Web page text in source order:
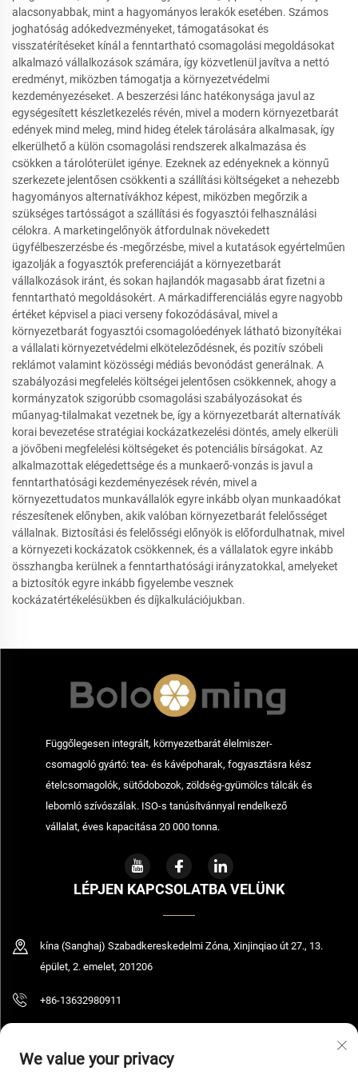
alacsonyabbak, mint a hagyományos lerakók esetében. Számos
joghatóság adókedvezményeket, támogatásokat és
visszatérítéseket kínál a fenntartható csomagolási megoldásokat
alkalmazó vállalkozások számára, így közvetlenül javítva a nettó
eredményt, miközben támogatja a környezetvédelmi
kezdeményezéseket. A beszerzési lánc hatékonysága javul az
egységesített készletkezelés révén, mivel a modern környezetbarát
edények mind meleg, mind hideg ételek tárolására alkalmasak, így
elkerülhető a külön csomagolási rendszerek alkalmazása és
csökken a tárolóterület igénye. Ezeknek az edényeknek a könnyű
szerkezete jelentősen csökkenti a szállítási költségeket a nehezebb
hagyományos alternatívákhoz képest, miközben megőrzik a
szükséges tartósságot a szállítási és fogyasztói felhasználási
célokra. A marketingelőnyök átfordulnak növekedett
ügyfélbeszerzésbe és -megőrzésbe, mivel a kutatások egyértelműen
igazolják a fogyasztók preferenciáját a környezetbarát
vállalkozások iránt, és sokan hajlandók magasabb árat fizetni a
fenntartható megoldásokért. A márkadifferenciálás egyre nagyobb
értéket képvisel a piaci verseny fokozódásával, mivel a
környezetbarát fogyasztói csomagolóedények látható bizonyítékai
a vállalati környezetvédelmi elköteleződésnek, és pozitív szóbeli
reklámot valamint közösségi médiás bevonódást generálnak. A
szabályozási megfelelés költségei jelentősen csökkennek, ahogy a
kormányzatok szigorúbb csomagolási szabályozásokat és
műanyag-tilalmakat vezetnek be, így a környezetbarát alternatívák
korai bevezetése stratégiai kockázatkezelési döntés, amely elkerüli
a jövőbeni megfelelési költségeket és potenciális bírságokat. Az
alkalmazottak elégedettsége és a munkaerő-vonzás is javul a
fenntarthatósági kezdeményezések révén, mivel a
környezettudatos munkavállalók egyre inkább olyan munkaadókat
részesítenek előnyben, akik valóban környezetbarát felelősséget
vállalnak. Biztosítási és felelősségi előnyök is előfordulhatnak, mivel
a környezeti kockázatok csökkennek, és a vállalatok egyre inkább
összhangba kerülnek a fenntarthatósági irányzatokkal, amelyeket
a biztosítók egyre inkább figyelembe vesznek
kockázatértékelésükben és díjkalkulációjukban.
Függőlegesen integrált, környezetbarát élelmiszer-
csomagoló gyártó: tea- és kávépoharak, fogyasztásra kész
ételcsomagolók, sütődobozok, zöldség-gyümölcs tálcák és
lebomló szívószálak. ISO-s tanúsítvánnyal rendelkező
vállalat, éves kapacitása 20 000 tonna.
LÉPJEN KAPCSOLATBA VELÜNK
kína (Sanghaj) Szabadkereskedelmi Zóna, Xinjinqiao út 27., 13.
épület, 2. emelet, 201206
+86-13632980911
We value your privacy